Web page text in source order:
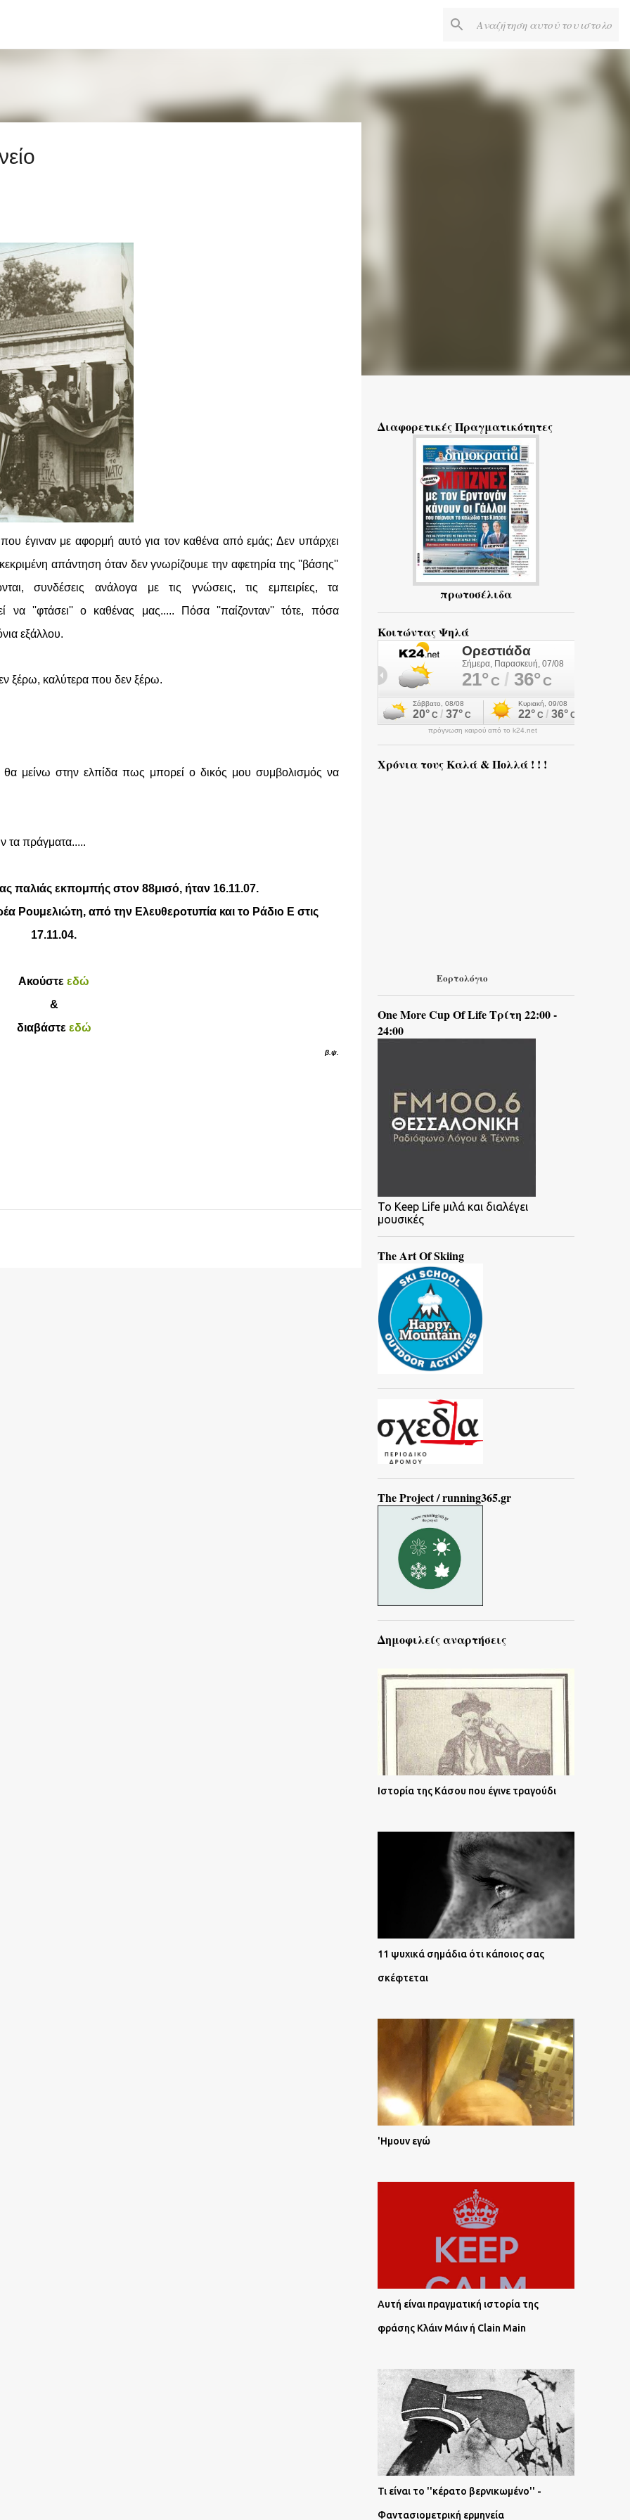
που έγιναν με αφορμή αυτόγια τον καθένα από εμάς; Δεν υπάρχει
απάντηση όταν δεν γνωρίζουμε την αφετηρία της ''βάσης''
συνδέσεις ανάλογα με τις γνώσεις, τις εμπειρίες, τα
να ''φτάσει'' ο καθένας μας..... Πόσα ''παίζονταν'' τότε, πόσα
εξάλλου.
ξέρω, καλύτερα που δεν ξέρω.
μείνω στην ελπίδα πως μπορεί ο δικός μου συμβολισμός να
τα πράγματα.....
παλιάς εκπομπής στον 88μισό, ήταν 16.11.07.
Ρουμελιώτη, από την Ελευθεροτυπία και το Ράδιο Ε στις
17.11.04.
Ακούστε εδώ
&
διαβάστε εδώ
β.ψ.
Διαφορετικές Πραγματικότητες
πρωτοσέλιδα
Κοιτώντας Ψηλά
πρόγνωση καιρού από το k24.net
Χρόνια τους Καλά & Πολλά ! ! !
Εορτολόγιο
One More Cup Of Life Τρίτη 22:00 -
24:00
To Keep Life μιλά και διαλέγει
μουσικές
The Art Of Skiing
The Project / running365.gr
Δημοφιλείς αναρτήσεις
Ιστορία της Κάσου που έγινε τραγούδι
11 ψυχικά σημάδια ότι κάποιος σας
σκέφτεται
'Ημουν εγώ
Αυτή είναι πραγματική ιστορία της
φράσης Κλάιν Μάιν ή Clain Main
Τι είναι το ''κέρατο βερνικωμένο'' -
Φαντασιομετρική ερμηνεία